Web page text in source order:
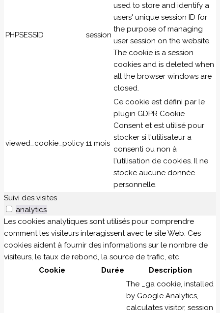
PHPSESSID session
used to store and identify a
users' unique session ID for
the purpose of managing
user session on the website.
The cookie is a session
cookies and is deleted when
all the browser windows are
closed.
viewed_cookie_policy 11 mois
Ce cookie est défini par le
plugin GDPR Cookie
Consent et est utilisé pour
stocker si l'utilisateur a
consenti ou non à
l'utilisation de cookies. Il ne
stocke aucune donnée
personnelle.
Suivi des visites
analytics
Les cookies analytiques sont utilisés pour comprendre
comment les visiteurs interagissent avec le site Web. Ces
cookies aident à fournir des informations sur le nombre de
visiteurs, le taux de rebond, la source de trafic, etc.
Cookie
Durée Description
The _ga cookie, installed
by Google Analytics,
calculates visitor, session